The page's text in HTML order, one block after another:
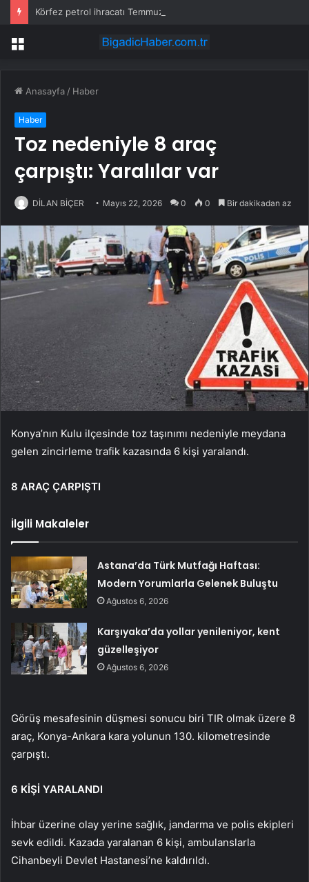
Menü
Anasayfa / Haber
Haber
Toz nedeniyle 8 araç
çarpıştı: Yaralılar var
DİLAN BİÇER Mayıs 22, 2026 0 0 Bir dakikadan az
Konya’nın Kulu ilçesinde toz taşınımı nedeniyle meydana
gelen zincirleme trafik kazasında 6 kişi yaralandı.
8 ARAÇ ÇARPIŞTI
İlgili Makaleler
Astana’da Türk Mutfağı Haftası:
Modern Yorumlarla Gelenek Buluştu
Ağustos 6, 2026
Karşıyaka’da yollar yenileniyor, kent
güzelleşiyor
Ağustos 6, 2026
Görüş mesafesinin düşmesi sonucu biri TIR olmak üzere 8
araç, Konya-Ankara kara yolunun 130. kilometresinde
çarpıştı.
6 KİŞİ YARALANDI
İhbar üzerine olay yerine sağlık, jandarma ve polis ekipleri
sevk edildi. Kazada yaralanan 6 kişi, ambulanslarla
Cihanbeyli Devlet Hastanesi’ne kaldırıldı.